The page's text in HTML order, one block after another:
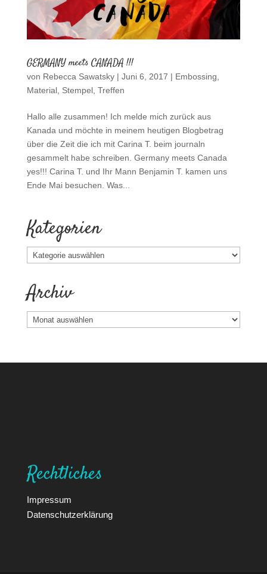
GERMANY meets CANADA !!!
von Rebecca Sawatsky| Juni 6, 2017 | Embossing,
Material, Stempel, Treffen
Hallo alle zusammen! Ich melde mich zurück aus
Kanada und möchte in meinem heutigen Blogbetrag
über die Zeit die ich mit Carina T. beim journaln
gesammelt habe schreiben. Germany meets Canada
yes!!! Carina T. und Ihr Mann Benjamin T. kamen uns
Ende Mai besuchen. Was...
Kategorien
Kategorien
Archiv
Archiv
Rechtliches
Impressum
Datenschutzerklärung